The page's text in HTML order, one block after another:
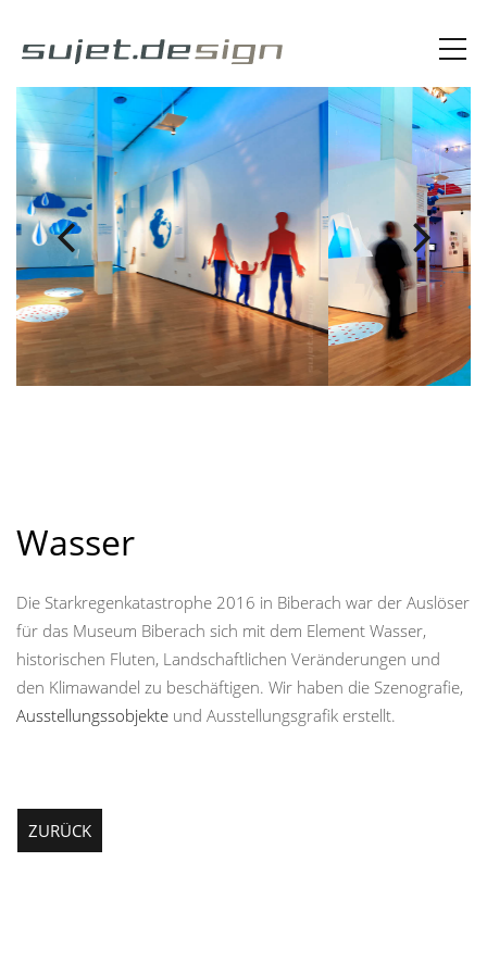
Wasser
Die Starkregenkatastrophe 2016 in Biberach war der Auslöser
für das Museum Biberach sich mit dem Element Wasser,
historischen Fluten, Landschaftlichen Veränderungen und
den Klimawandel zu beschäftigen. Wir haben die Szenografie,
Ausstellungssobjekte und Ausstellungsgrafik erstellt.
ZURÜCK